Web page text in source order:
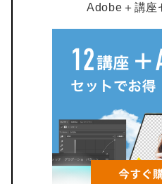
Adobe＋講座